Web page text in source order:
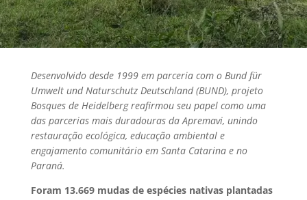
Desenvolvido desde 1999 em parceria com o Bund für
Umwelt und Naturschutz Deutschland (BUND), projeto
Bosques de Heidelberg reafirmou seu papel como uma
das parcerias mais duradouras da Apremavi, unindo
restauração ecológica, educação ambiental e
engajamento comunitário em Santa Catarina e no
Paraná.
Foram 13.669 mudas de espécies nativas plantadas